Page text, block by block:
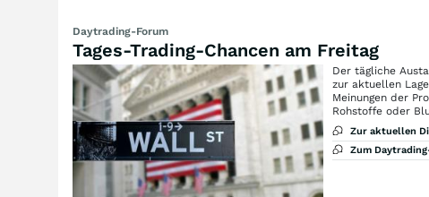
Daytrading-Forum
Tages-Trading-Chancen am Freitag
Der tägliche
zur aktuellen
Meinungen der
Rohstoffe oder
Zur aktuellen
Zum